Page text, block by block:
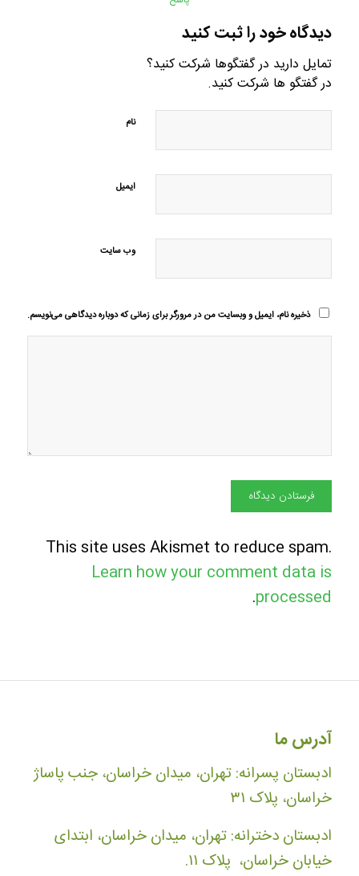
دیدگاه خود را ثبت کنید
تمایل دارید در گفتگوها شرکت کنید؟
در گفتگو ها شرکت کنید.
نام
ایمیل
وب‌ سایت
ذخیره نام، ایمیل و وبسایت من در مرورگر برای زمانی که دوباره دیدگاهی می‌نویسم.
This site uses Akismet to reduce spam.
Learn how your comment data is
processed
.
آدرس ما
ادبستان پسرانه: تهران، میدان خراسان، جنب پاساژ
خراسان، پلاک ۳۱
ادبستان دخترانه: تهران، میدان خراسان، ابتدای
خیابان خراسان، پلاک ۱۱.